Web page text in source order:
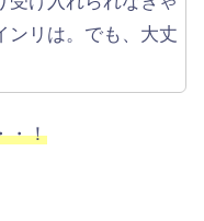
ンリは。でも、大丈
・！